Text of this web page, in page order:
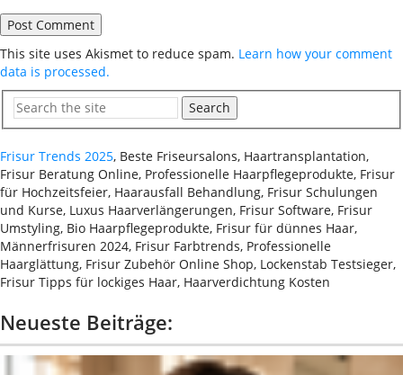
This site uses Akismet to reduce spam. Learn how your comment
data is processed.
Search
Frisur Trends 2025, Beste Friseursalons, Haartransplantation,
Frisur Beratung Online, Professionelle Haarpflegeprodukte, Frisur
für Hochzeitsfeier, Haarausfall Behandlung, Frisur Schulungen
und Kurse, Luxus Haarverlängerungen, Frisur Software, Frisur
Umstyling, Bio Haarpflegeprodukte, Frisur für dünnes Haar,
Männerfrisuren 2024, Frisur Farbtrends, Professionelle
Haarglättung, Frisur Zubehör Online Shop, Lockenstab Testsieger,
Frisur Tipps für lockiges Haar, Haarverdichtung Kosten
Neueste Beiträge: